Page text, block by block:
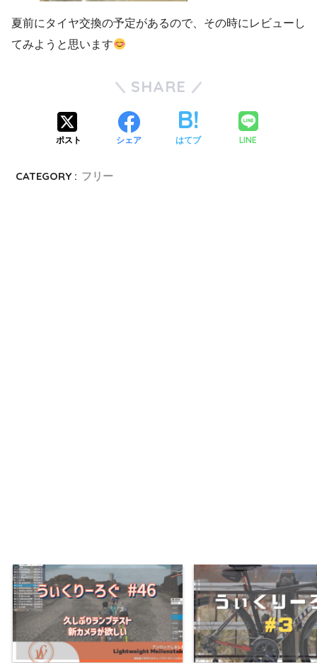
夏前にタイヤ交換の予定があるので、その時にレビューし
てみようと思います
SHARE
ポスト シェア はてブ LINE
CATEGORY : フリー